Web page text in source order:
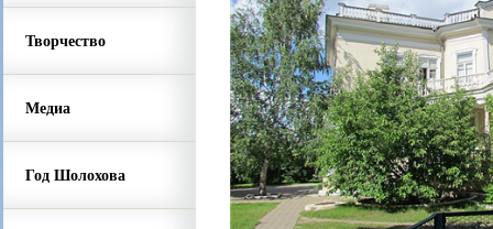
Творчество
Медиа
Год Шолохова